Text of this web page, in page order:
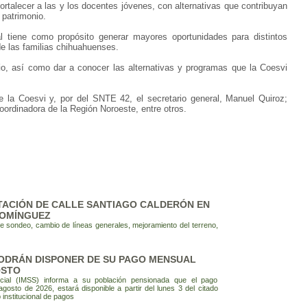
a las y los docentes jóvenes, con alternativas que contribuyan
como propósito generar mayores oportunidades para distintos
las familias chihuahuenses.
así como dar a conocer las alternativas y programas que la Coesvi
la Coesvi y, por del SNTE 42, el secretario general, Manuel Quiroz;
de la Región Noroeste, entre otros.
DE CALLE SANTIAGO CALDERÓN EN
sondeo, cambio de líneas generales, mejoramiento del terreno,
DISPONER DE SU PAGO MENSUAL
(IMSS) informa a su población pensionada que el pago
de 2026, estará disponible a partir del lunes 3 del citado
de pagos